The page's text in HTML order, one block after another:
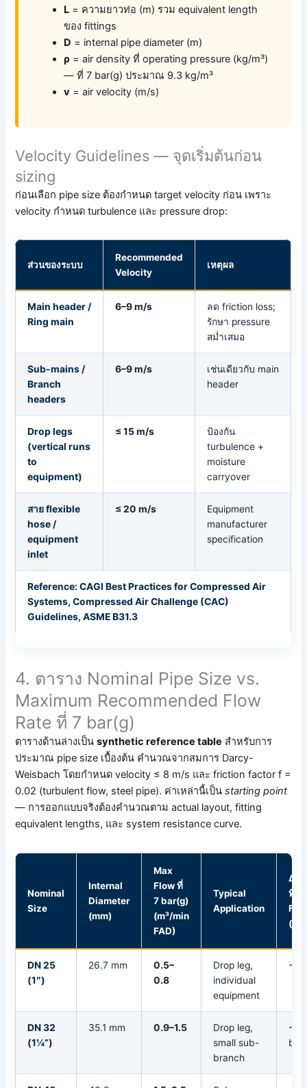
L = ความยาวท่อ (m) รวม equivalent length
ของ fittings
D = internal pipe diameter (m)
ρ = air density ที่ operating pressure (kg/m³)
— ที่ 7 bar(g) ประมาณ 9.3 kg/m³
v = air velocity (m/s)
Velocity Guidelines — จุดเริ่มต้นก่อน
sizing
ก่อนเลือก pipe size ต้องกำหนด target velocity ก่อน เพราะ
velocity กำหนด turbulence และ pressure drop:
ส่วนของระบบ
Recommended
Velocity
เหตุผล
Main header /
Ring main
6–9 m/s
ลด friction loss;
รักษา pressure
สม่ำเสมอ
Sub-mains /
Branch
headers
6–9 m/s
เช่นเดียวกับ main
header
Drop legs
(vertical runs
to
equipment)
≤ 15 m/s
ป้องกัน
turbulence +
moisture
carryover
สาย flexible
hose /
equipment
inlet
≤ 20 m/s
Equipment
manufacturer
specification
Reference: CAGI Best Practices for Compressed Air
Systems, Compressed Air Challenge (CAC)
Guidelines, ASME B31.3
4. ตาราง Nominal Pipe Size vs.
Maximum Recommended Flow
Rate ที่ 7 bar(g)
ตารางด้านล่างเป็นsynthetic reference table สำหรับการ
ประมาณ pipe size เบื้องต้น คำนวณจากสมการ Darcy-
Weisbach โดยกำหนด velocity ≤ 8 m/s และ friction factor f =
0.02 (turbulent flow, steel pipe). ค่าเหล่านี้เป็นstarting point
— การออกแบบจริงต้องคำนวณตาม actual layout, fitting
equivalent lengths, และ system resistance curve.
Nominal
Size
Internal
Diameter
(mm)
Max
Flow ที่
7 bar(g)
(m³/min
FAD)
Typical
Application
ΔP/
ที่
DN 25
(1″)
26.7 mm
0.5–
0.8
Drop leg,
individual
equipment
DN 32
(1¼”)
35.1 mm 0.9–1.5
Drop leg,
small sub-
branch
bar